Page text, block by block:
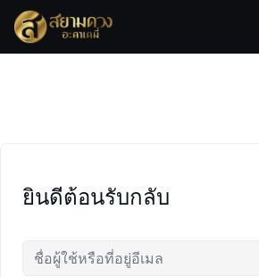
Skip
content
ยินดีต้อนรับกลับ